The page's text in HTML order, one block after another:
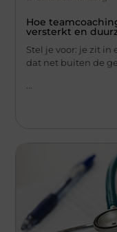
Hoe
versterkt en
Stel je voor: je zit
dat net buiten de
...